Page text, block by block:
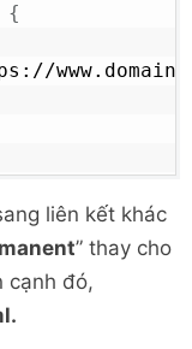
{
liên kết khác
” thay cho
cạnh đó,